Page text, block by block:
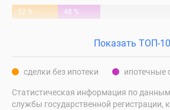
52 % 48 %
Показать ТОП-10
сделки без ипотеки ипотечные
Статистическая информация по
службы государственной регистрации,